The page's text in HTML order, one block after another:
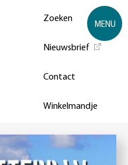
Zoeken
Nieuwsbrief
Contact
Winkelmandje
MENU